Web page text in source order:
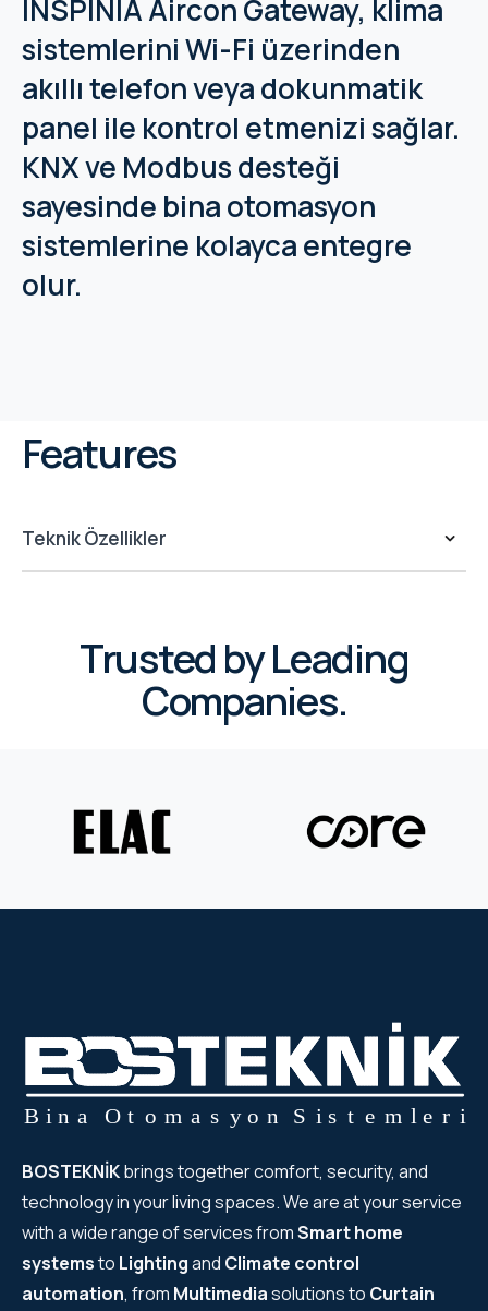
INSPINIA Aircon Gateway, klima
sistemlerini Wi-Fi üzerinden
akıllı telefon veya dokunmatik
panel ile kontrol etmenizi sağlar.
KNX ve Modbus desteği
sayesinde bina otomasyon
sistemlerine kolayca entegre
olur.
Features
Teknik Özellikler
Trusted by Leading
Companies.
BOSTEKNİKbrings together comfort, security, and
technology in your living spaces. We are at your service
with a wide range of services fromSmart home
systemsto Lightingand Climate control
automation, from Multimediasolutions to Curtain